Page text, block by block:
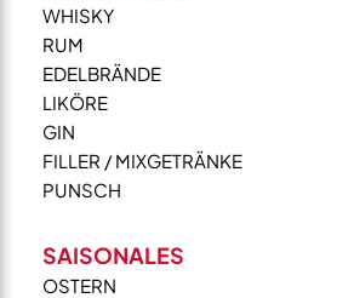
WHISKY
RUM
EDELBRÄNDE
LIKÖRE
GIN
FILLER / MIXGETRÄNKE
PUNSCH
SAISONALES
OSTERN